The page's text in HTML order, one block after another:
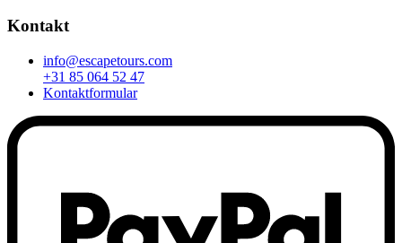
Kontakt
info@escapetours.com
+31 85 064 52 47
Kontaktformular